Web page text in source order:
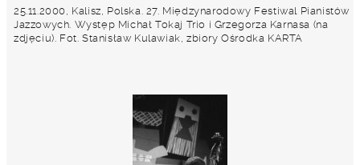
25.11.2000, Kalisz, Polska. 27. Międzynarodowy Festiwal Pianistów
Jazzowych. Występ Michał Tokaj Trio i Grzegorza Karnasa (na
zdjęciu). Fot. Stanisław Kulawiak, zbiory Ośrodka KARTA